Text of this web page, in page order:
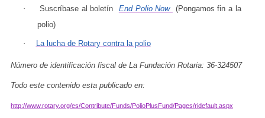
· Suscríbase al boletín End Polio Now (Pongamos fin a la
polio)
· La lucha de Rotary contra la polio
Número de identificación fiscal de La Fundación Rotaria: 36-324507
Todo este contenido esta publicado en:
http://www.rotary.org/es/Contribute/Funds/PolioPlusFund/Pages/ridefault.aspx